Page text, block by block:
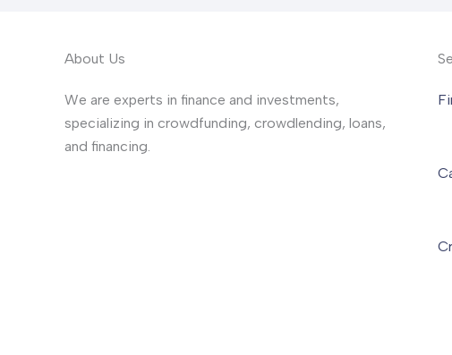
About Us
We are experts in finance and investments,
specializing in crowdfunding, crowdlending, loans,
and financing.